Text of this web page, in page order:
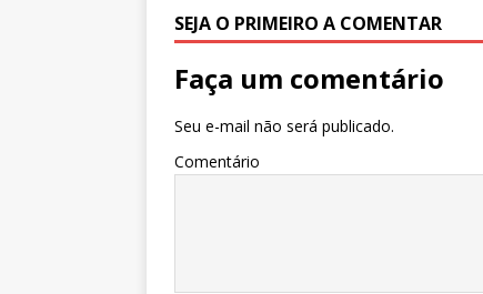
k
SEJA O PRIMEIRO A COMENTAR
Faça um comentário
Seu e-mail não será publicado.
Comentário